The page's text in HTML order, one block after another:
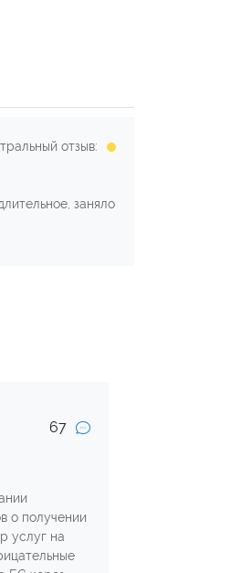
отзыв:
заняло
67
о получении
услуг на